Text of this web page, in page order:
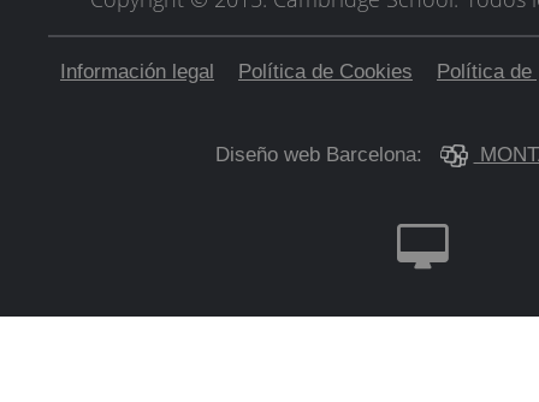
Información legal Política de Cookies Política de
Diseño web Barcelona: